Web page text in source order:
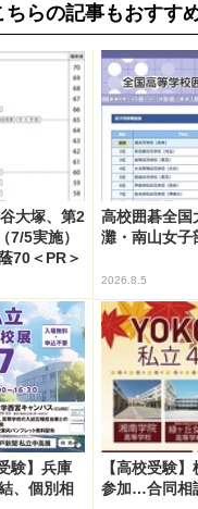
ちらの記事もおすす
大塚、第2
7/5実施）
70＜PR＞
高校囲碁全国
灘・南山女子
2026.8.5
験】兵庫
、個別相
【高校受験
参加…合同相